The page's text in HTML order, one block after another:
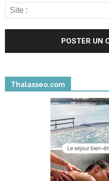
Thalasseo.com